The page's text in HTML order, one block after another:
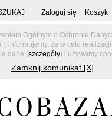
Ogólnym o Ochronie
informujemy, że w celu realizacji
dane (szczegóły) i używamy
Zamknij komunikat [X]
Zaloguj się Koszyk